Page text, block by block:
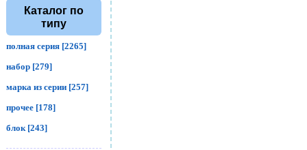
Каталог по
типу
полная серия [2265]
набор [279]
марка из серии [257]
прочее [178]
блок [243]